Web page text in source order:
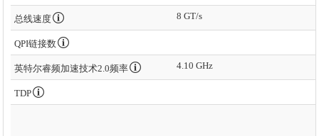
总线速度 8 GT/s
QPI链接数
英特尔睿频加速技术2.0频率 4.10 GHz
TDP